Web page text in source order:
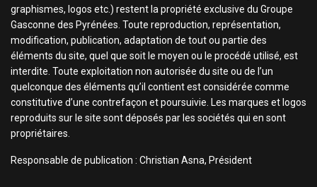
graphismes, logos etc.) restent la propriété exclusive du Groupe
Gasconne des Pyrénées. Toute reproduction, représentation,
modification, publication, adaptation de tout ou partie des
éléments du site, quel que soit le moyen ou le procédé utilisé, est
interdite. Toute exploitation non autorisée du site ou de l’un
quelconque des éléments qu’il contient est considérée comme
constitutive d’une contrefaçon et poursuivie. Les marques et logos
reproduits sur le site sont déposés par les sociétés qui en sont
propriétaires.
Responsable de publication : Christian Asna, Président